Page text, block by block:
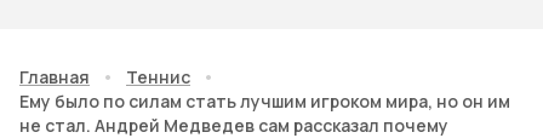
Главная • Теннис
•
Ему было по силам стать лучшим игроком мира, но он им
не стал. Андрей Медведев сам рассказал почему